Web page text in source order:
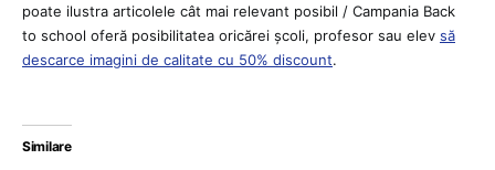
poate ilustra articolele cât mai relevant posibil / Campania Back
to school oferă posibilitatea oricărei școli, profesor sau elev să
descarce imagini de calitate cu 50% discount.
Similare